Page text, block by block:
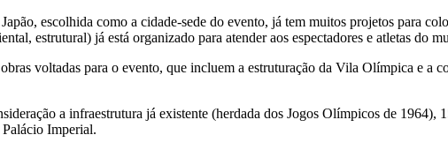
escolhida como a cidade-sede do evento, já tem muitos projetos para
estrutural) já está organizado para atender aos espectadores e atletas do
voltadas para o evento, que incluem a estruturação da Vila Olímpica e a
a infraestrutura já existente (herdada dos Jogos Olímpicos de 1964),
Imperial.